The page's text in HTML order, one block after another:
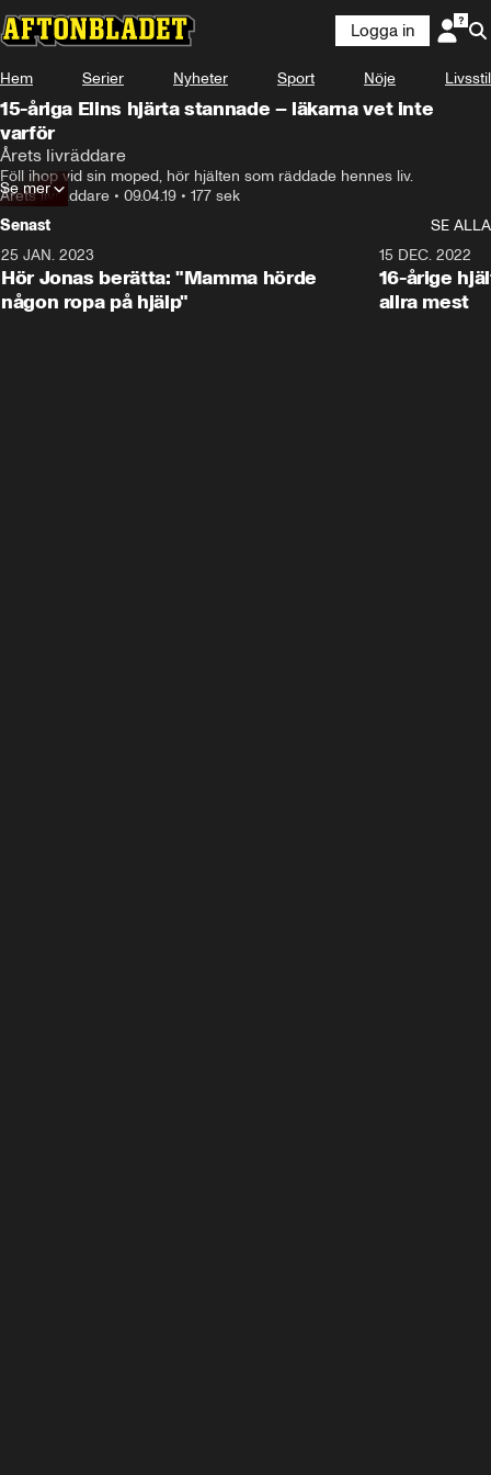
Logga in
Hem Serier Nyheter Sport Nöje Livsstil
15-åriga Elins hjärta stannade – läkarna vet inte
varför
Årets livräddare
Föll ihop vid sin moped, hör hjälten som räddade hennes liv.
Årets livräddare • 09.04.19 • 177 sek
Se mer
Senast
SE ALLA
25 JAN. 2023
Hör Jonas berätta: "Mamma hörde
någon ropa på hjälp"
15 DEC. 2022
16-årige
allra mest